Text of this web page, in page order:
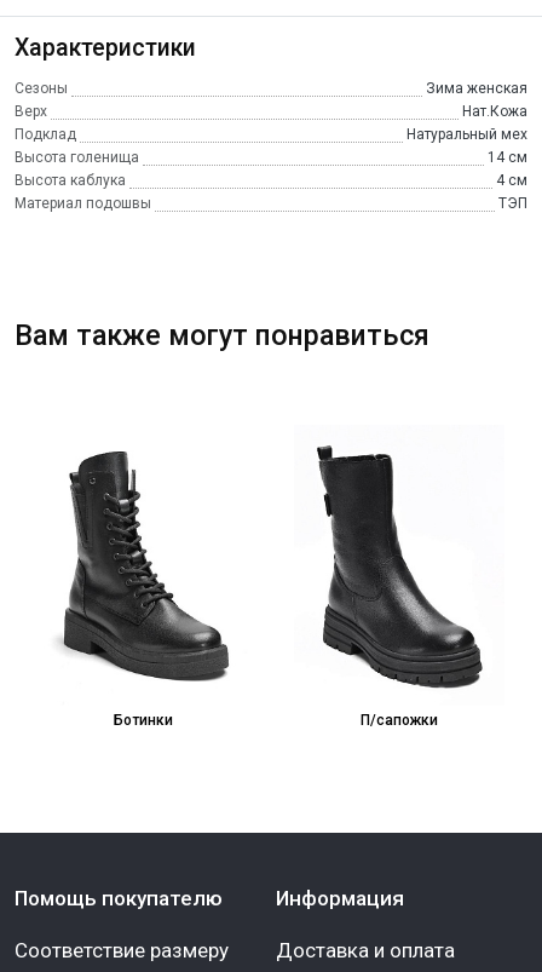
Характеристики
Сезоны
Зима женская
Верх
Нат.Кожа
Подклад
Натуральный мех
Высота голенища
14 см
Высота каблука
4 см
Материал подошвы
ТЭП
Вам также могут понравиться
Ботинки П/сапожки
Помощь покупателю
Соответствие размеру
Информация
Доставка и оплата